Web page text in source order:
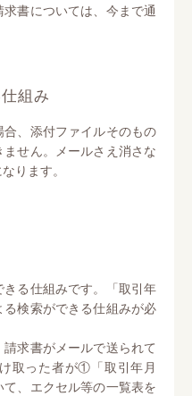
求書については、今まで通
組み
、添付ファイルそのもの
せん。メールさえ消さな
ります。
きる仕組みです。「取引年
検索ができる仕組みが必
請求書がメールで送られて
取った者が①「取引年月
、エクセル等の一覧表を